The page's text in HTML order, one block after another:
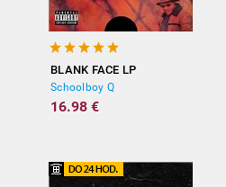
BLANK FACE LP
Schoolboy Q
16.98 €